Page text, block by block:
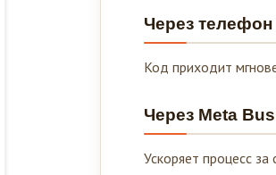
Через
Код приходит
Через Meta
Ускоряет процесс